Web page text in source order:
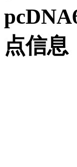
点信息